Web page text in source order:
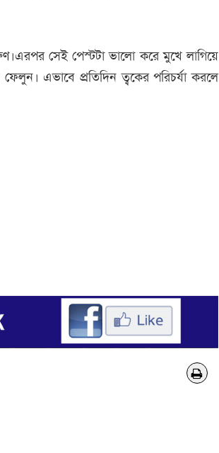
সেই পেস্টটা ভালো করে মুখে লাগিয়ে
এভাবে প্রতিদিন ত্বকের পরিচর্যা করলে